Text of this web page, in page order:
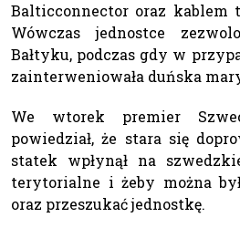
Balticconnector oraz kablem
Wówczas jednostce
Bałtyku, podczas gdy w
zainterweniowała duńska
We wtorek premier
powiedział, że stara się
statek wpłynął na
terytorialne i żeby można
oraz przeszukać jednostkę.